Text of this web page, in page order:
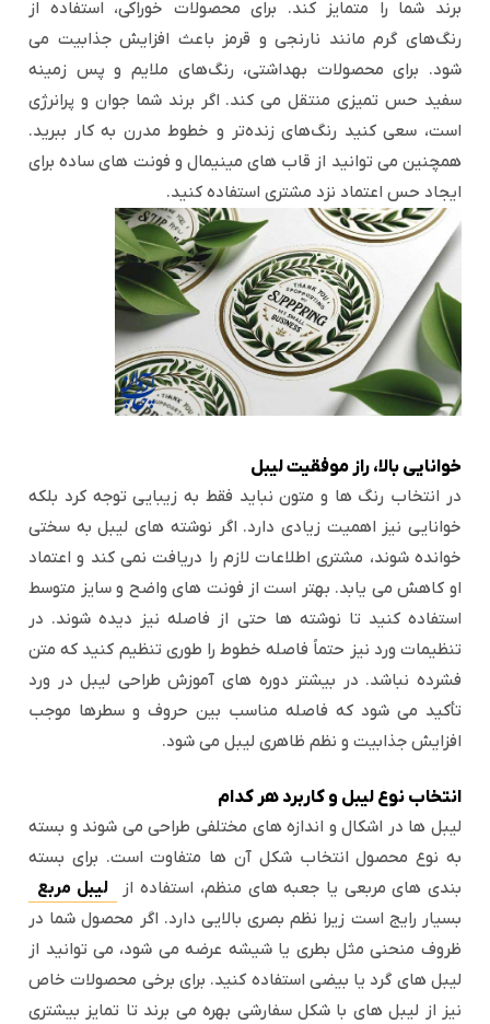
برند شما را متمایز کند. برای محصولات خوراکی، استفاده از
رنگ‌های گرم مانند نارنجی و قرمز باعث افزایش جذابیت می
شود. برای محصولات بهداشتی، رنگ‌های ملایم و پس زمینه
سفید حس تمیزی منتقل می کند. اگر برند شما جوان و پرانرژی
است، سعی کنید رنگ‌های زنده‌تر و خطوط مدرن به کار ببرید.
همچنین می توانید از قاب های مینیمال و فونت های ساده برای
ایجاد حس اعتماد نزد مشتری استفاده کنید.
خوانایی بالا، راز موفقیت لیبل
در انتخاب رنگ ها و متون نباید فقط به زیبایی توجه کرد بلکه
خوانایی نیز اهمیت زیادی دارد. اگر نوشته های لیبل به سختی
خوانده شوند، مشتری اطلاعات لازم را دریافت نمی کند و اعتماد
او کاهش می یابد. بهتر است از فونت های واضح و سایز متوسط
استفاده کنید تا نوشته ها حتی از فاصله نیز دیده شوند. در
تنظیمات ورد نیز حتماً فاصله خطوط را طوری تنظیم کنید که متن
فشرده نباشد. در بیشتر دوره های آموزش طراحی لیبل در ورد
تأکید می شود که فاصله مناسب بین حروف و سطرها موجب
افزایش جذابیت و نظم ظاهری لیبل می شود.
انتخاب نوع لیبل و کاربرد هر کدام
لیبل ها در اشکال و اندازه های مختلفی طراحی می شوند و بسته
به نوع محصول انتخاب شکل آن ها متفاوت است. برای بسته
بندی های مربعی یا جعبه های منظم، استفاده از
لیبل مربع
بسیار رایج است زیرا نظم بصری بالایی دارد. اگر محصول شما در
ظروف منحنی مثل بطری یا شیشه عرضه می شود، می توانید از
لیبل های گرد یا بیضی استفاده کنید. برای برخی محصولات خاص
نیز از لیبل های با شکل سفارشی بهره می برند تا تمایز بیشتری